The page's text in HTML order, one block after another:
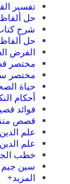
تفسير
حل
شرح
حل
الفرض
مختصر
مختصر
حياة
أحكام
فوائد
قصص
علم
علم
خطب
سين جيم
المزيد+